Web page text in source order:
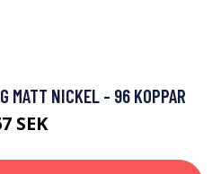
MATT NICKEL - 96 KOPPAR
SEK